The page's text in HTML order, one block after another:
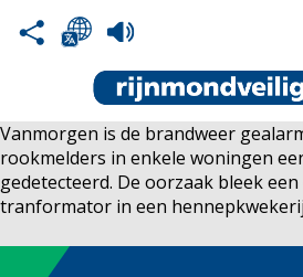
Vanmorgen is de brandweer
rookmelders in enkele woningen
gedetecteerd. De oorzaak bleek
tranformator in een